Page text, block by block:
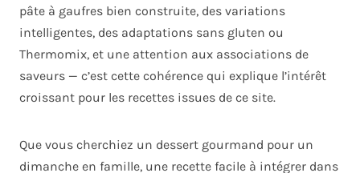
pâte à gaufres bien construite, des variations
intelligentes, des adaptations sans gluten ou
Thermomix, et une attention aux associations de
saveurs — c’est cette cohérence qui explique l’intérêt
croissant pour les recettes issues de ce site.
Que vous cherchiez un dessert gourmand pour un
dimanche en famille, une recette facile à intégrer dans